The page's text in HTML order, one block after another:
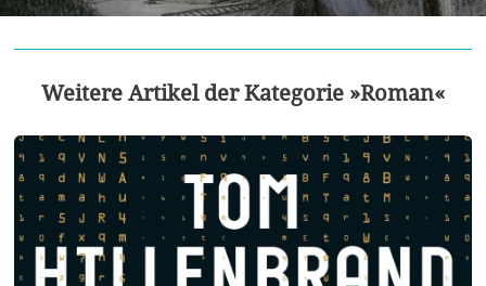
Weitere Artikel der Kategorie »Roman«